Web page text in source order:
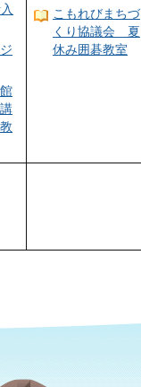
こもれびまちづ
くり協議会 夏
休み囲碁教室